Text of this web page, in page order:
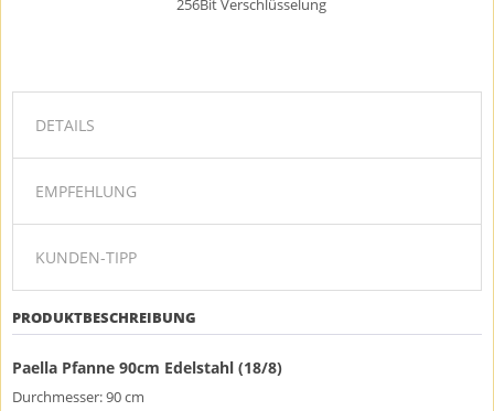
256Bit Verschlüsselung
DETAILS
EMPFEHLUNG
KUNDEN-TIPP
PRODUKTBESCHREIBUNG
Paella Pfanne 90cm Edelstahl (18/8)
Durchmesser: 90 cm